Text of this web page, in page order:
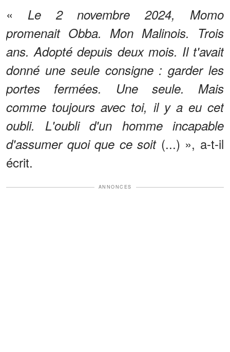
« Le 2 novembre 2024, Momo
promenait Obba. Mon Malinois. Trois
ans. Adopté depuis deux mois. Il t'avait
donné une seule consigne : garder les
portes fermées. Une seule. Mais
comme toujours avec toi, il y a eu cet
oubli. L'oubli d'un homme incapable
d'assumer quoi que ce soit(...) », a-t-il
écrit.
ANNONCES